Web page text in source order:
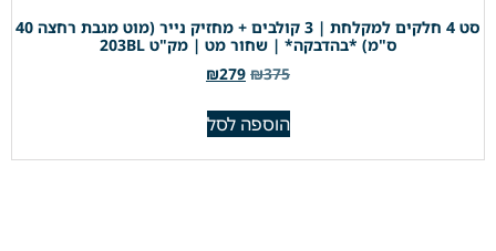
סט 4 חלקים למקלחת | 3 קולבים + מחזיק נייר (מוט מגבת רחצה 40
ס"מ) *בהדבקה* | שחור מט | מק"ט 203BL
₪375
₪279
הוספה לסל